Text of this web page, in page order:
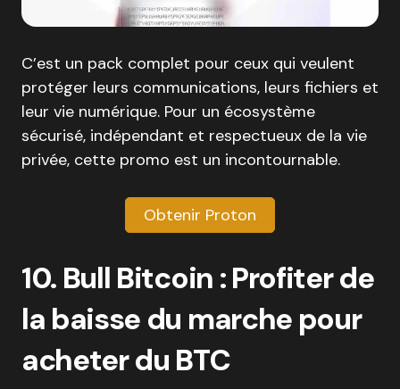
C’est un pack complet pour ceux qui veulent
protéger leurs communications, leurs fichiers et
leur vie numérique. Pour un écosystème
sécurisé, indépendant et respectueux de la vie
privée, cette promo est un incontournable.
Obtenir Proton
10. Bull Bitcoin : Profiter de
la baisse du marche pour
acheter du BTC